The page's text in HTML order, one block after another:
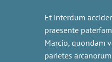
Et interdum
praesente
Marcio, quondam
parietes